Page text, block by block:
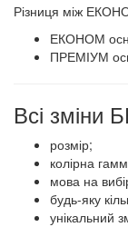
​​Різниця між
ЕКОНОМ
ПРЕМІУМ
Всі
розмір;
колірна
мова на
будь-яку
унікальний